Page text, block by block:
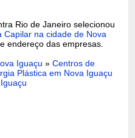
Rio de Janeiro selecionou
Capilar na cidade de Nova
endereço das empresas.
Iguaçu »Centros de
Plástica em Nova Iguaçu